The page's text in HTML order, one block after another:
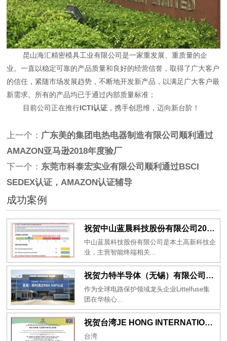
昆山海汇精密模具工业有限公司是一家重发展、重质量的企
业。一直以稳定可靠的产品质量和良好的经营信誉，取得了广大客户
的信任，紧随市场发展趋势，不断地开发新产品，以满足广大客户最
新需求。所有的产品均已于通过内部质量标准；
目前公司正在推行ICTI认证 ，携手创思维，迈向新台阶！
上一个： 广东美的集团电热电器制造有限公司顺利通过
AMAZON亚马逊2018年度验厂
下一个： 东莞市科泰宏实业有限公司顺利通过BSCI
SEDEX认证​，AMAZON认证辅导​
成功案例
祝贺中山蓝晨科技股份有限公司2026年一次性成功通过BSCI验厂-B级
中山蓝晨科技股份有限公司是本土高新科技企
业，主营智能终端相关...
祝贺力特半导体（无锡）有限公司2026年一次性成功通过RBA-VAP认证审核并取得170.2分
作为全球电路保护领域龙头企业Littelfuse集
团在华核心...
祝贺台湾JE HONG INTERNATIONAL TEXTILE CO., LTD 2026年一次性成功通过GRS认证
台湾